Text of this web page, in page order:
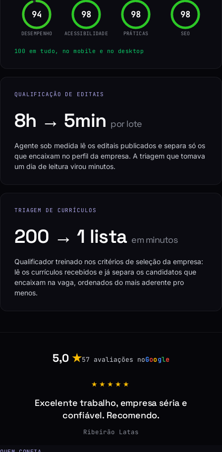
96
DESEMPENHO
100
ACESSIBILIDADE
100
PRÁTICAS
100
SEO
100 em tudo, no mobile e no desktop
QUALIFICAÇÃO DE EDITAIS
8h → 5min por lote
Agente sob medida lê os editais publicados e separa só os
que encaixam no perfil da empresa. A triagem que tomava
um dia de leitura virou minutos.
TRIAGEM DE CURRÍCULOS
200 → 1 lista em minutos
Qualificador treinado nos critérios de seleção da empresa:
lê os currículos recebidos e já separa os candidatos que
encaixam na vaga, ordenados do mais aderente pro
menos.
5,0 ★57 avaliações noGoogle
★★★★★
Excelente trabalho, empresa séria e
confiável. Recomendo.
Ribeirão Latas